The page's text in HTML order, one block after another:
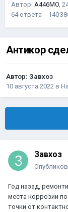
Автор: A446MO,
64 ответа 140
Антикор
Автор: Завхоз
10 августа 2022 в
Завхоз
Год назад,
места коррозии
точки от